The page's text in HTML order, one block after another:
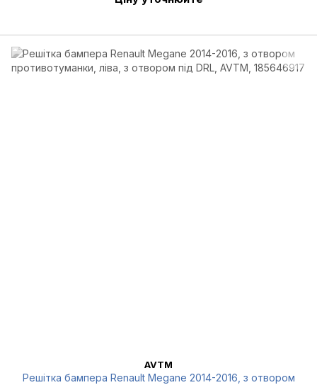
AVTM
Решітка бампера Renault Megane 2014-2016, з отвором